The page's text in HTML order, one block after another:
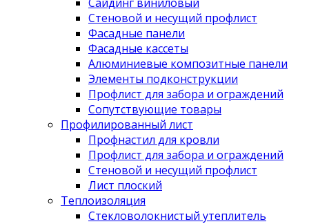
Стеновой и несущий профлист
Фасадные панели
Фасадные кассеты
Алюминиевые композитные панели
Элементы подконструкции
Профлист для забора и ограждений
Сопутствующие товары
Профилированный лист
Профнастил для кровли
Профлист для забора и ограждений
Стеновой и несущий профлист
Лист плоский
Теплоизоляция
Стекловолокнистый утеплитель